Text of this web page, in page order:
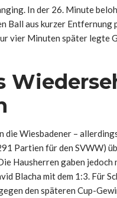
In der 26. Minute
Ball aus kurzer
vier Minuten später legte
die Wiesbadener –
Partien für den SVWW)
Hausherren gaben
Blacha mit dem 1:3. Für
den späteren Cup-